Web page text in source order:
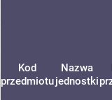
Kod
przedmiotu
Nazwa
jednostki